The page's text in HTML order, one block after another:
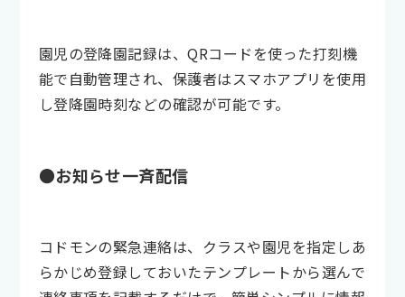
園児の登降園記録は、QRコードを使った打刻機
能で自動管理され、保護者はスマホアプリを使用
し登降園時刻などの確認が可能です。
●お知らせ一斉配信
コドモンの緊急連絡は、クラスや園児を指定しあ
らかじめ登録しておいたテンプレートから選んで